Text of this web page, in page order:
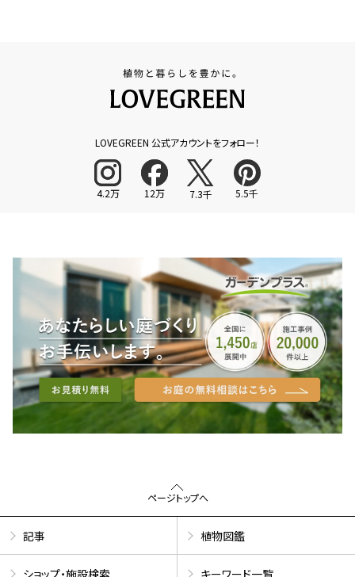
LOVEGREEN 公式アカウントをフォロー！
4.2万 12万 7.3千 5.5千
ページトップへ
記事 植物図鑑
ショップ・施設検索 キーワード一覧